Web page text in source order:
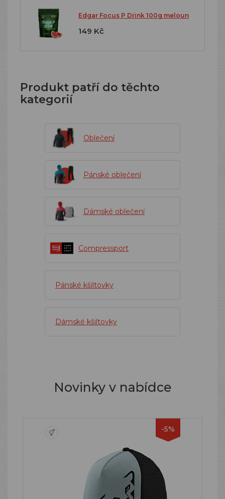
Edgar Focus P Drink 100g meloun
149 Kč
Produkt patří do těchto
kategorií
Oblečení
Pánské oblečení
Dámské oblečení
Compressport
Pánské kšiltovky
Dámské kšiltovky
Novinky v nabídce
-5%